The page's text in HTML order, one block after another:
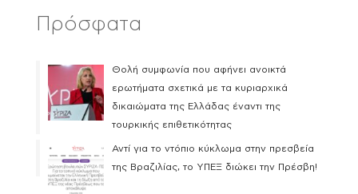
Πρόσφατα
Θολή συμφωνία που αφήνει ανοικτά
ερωτήματα σχετικά με τα κυριαρχικά
δικαιώματα της Ελλάδας έναντι της
τουρκικής επιθετικότητας
Αντί για το ντόπιο κύκλωμα στην πρεσβεία
της Βραζιλίας, το ΥΠΕΞ διώκει την Πρέσβη!